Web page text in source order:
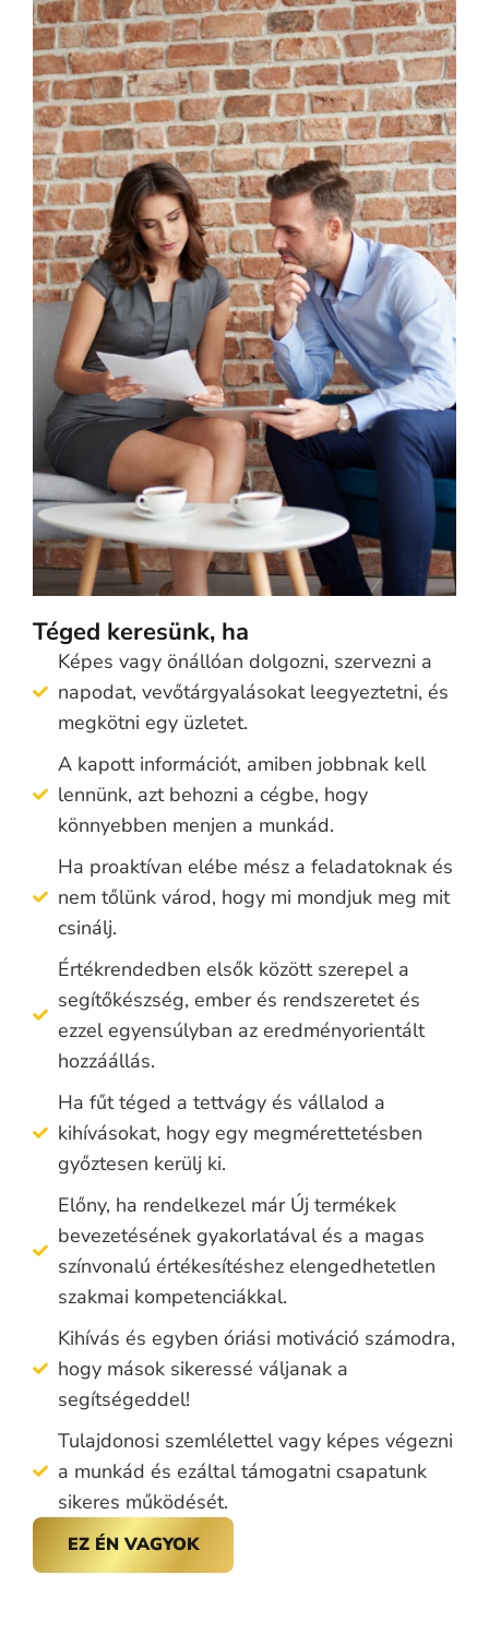
Téged keresünk, ha
Képes vagy önállóan dolgozni, szervezni a
napodat, vevőtárgyalásokat leegyeztetni, és
megkötni egy üzletet.
A kapott információt, amiben jobbnak kell
lennünk, azt behozni a cégbe, hogy
könnyebben menjen a munkád.
Ha proaktívan elébe mész a feladatoknak és
nem tőlünk várod, hogy mi mondjuk meg mit
csinálj.
Értékrendedben elsők között szerepel a
segítőkészség, ember és rendszeretet és
ezzel egyensúlyban az eredményorientált
hozzáállás.
Ha fűt téged a tettvágy és vállalod a
kihívásokat, hogy egy megmérettetésben
győztesen kerülj ki.
Előny, ha rendelkezel már Új termékek
bevezetésének gyakorlatával és a magas
színvonalú értékesítéshez elengedhetetlen
szakmai kompetenciákkal.
Kihívás és egyben óriási motiváció számodra,
hogy mások sikeressé váljanak a
segítségeddel!
Tulajdonosi szemlélettel vagy képes végezni
a munkád és ezáltal támogatni csapatunk
sikeres működését.
EZ ÉN VAGYOK